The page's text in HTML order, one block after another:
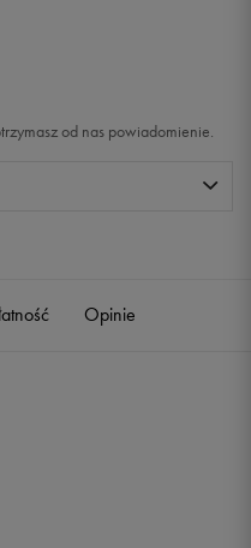
od nas powiadomienie.
Opinie